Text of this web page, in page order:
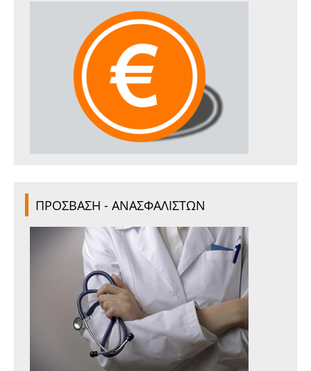
ΠΡΟΣΒΑΣΗ - ΑΝΑΣΦΑΛΙΣΤΩΝ